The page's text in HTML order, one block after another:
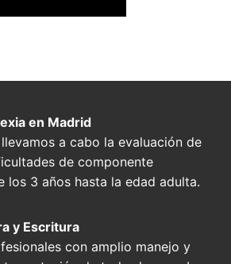
en Madrid
a cabo la evaluación de
de componente
los 3 años hasta la edad adulta.
y Escritura
con amplio manejo y